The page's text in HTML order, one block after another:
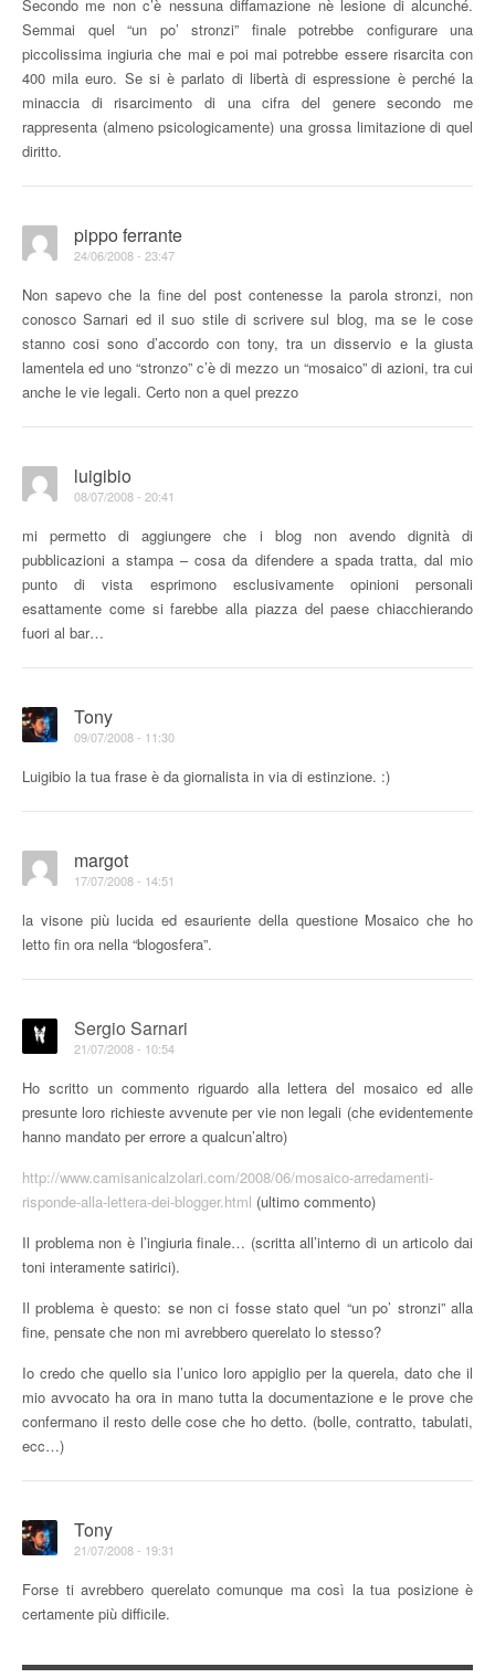
Secondo me non c’è nessuna diffamazione nè lesione di alcunché.
Semmai quel “un po’ stronzi” finale potrebbe configurare una
piccolissima ingiuria che mai e poi mai potrebbe essere risarcita con
400 mila euro. Se si è parlato di libertà di espressione è perché la
minaccia di risarcimento di una cifra del genere secondo me
rappresenta (almeno psicologicamente) una grossa limitazione di quel
diritto.
pippo ferrante
24/06/2008 - 23:47
Non sapevo che la fine del post contenesse la parola stronzi, non
conosco Sarnari ed il suo stile di scrivere sul blog, ma se le cose
stanno cosi sono d’accordo con tony, tra un disservio e la giusta
lamentela ed uno “stronzo” c’è di mezzo un “mosaico” di azioni, tra cui
anche le vie legali. Certo non a quel prezzo
luigibio
08/07/2008 - 20:41
mi permetto di aggiungere che i blog non avendo dignità di
pubblicazioni a stampa – cosa da difendere a spada tratta, dal mio
punto di vista esprimono esclusivamente opinioni personali
esattamente come si farebbe alla piazza del paese chiacchierando
fuori al bar…
Tony
09/07/2008 - 11:30
Luigibio la tua frase è da giornalista in via di estinzione. :)
margot
17/07/2008 - 14:51
la visone più lucida ed esauriente della questione Mosaico che ho
letto fin ora nella “blogosfera”.
Sergio Sarnari
21/07/2008 - 10:54
Ho scritto un commento riguardo alla lettera del mosaico ed alle
presunte loro richieste avvenute per vie non legali (che evidentemente
hanno mandato per errore a qualcun’altro)
http://www.camisanicalzolari.com/2008/06/mosaico-arredamenti-
risponde-alla-lettera-dei-blogger.html (ultimo commento)
Il problema non è l’ingiuria finale… (scritta all’interno di un articolo dai
toni interamente satirici).
Il problema è questo: se non ci fosse stato quel “un po’ stronzi” alla
fine, pensate che non mi avrebbero querelato lo stesso?
Io credo che quello sia l’unico loro appiglio per la querela, dato che il
mio avvocato ha ora in mano tutta la documentazione e le prove che
confermano il resto delle cose che ho detto. (bolle, contratto, tabulati,
ecc…)
Tony
21/07/2008 - 19:31
Forse ti avrebbero querelato comunque ma così la tua posizione è
certamente più difficile.